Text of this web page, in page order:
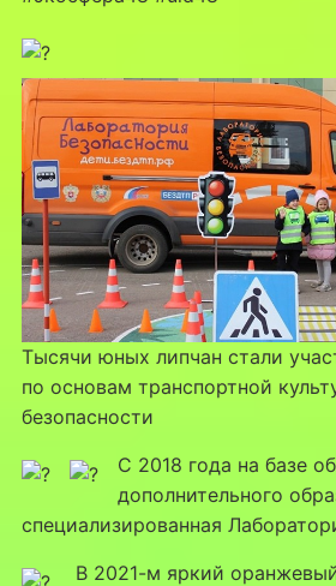
Тысячи юных липчан стали
по основам транспортной
безопасности
С 2018 года на базе
дополнительного
специализированная
В 2021-м яркий